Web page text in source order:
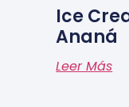
Ice
Ananá
Leer Más